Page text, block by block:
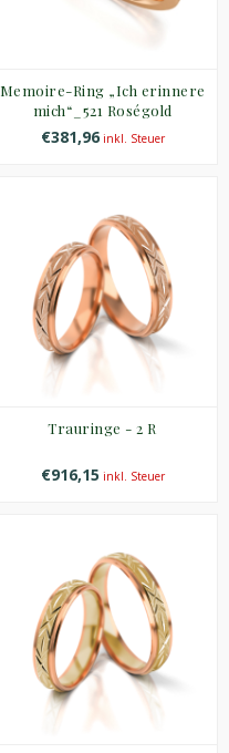
Memoire-Ring „Ich erinnere
mich“_521 Roségold
€381,96inkl. Steuer
Trauringe - 2 R
€916,15 inkl. Steuer